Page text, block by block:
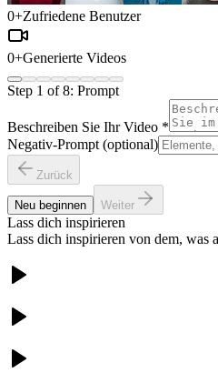
0+Zufriedene Benutzer
0+Generierte Videos
Step 1 of8: Prompt
Beschreiben Sie Ihr Video *
Negativ-Prompt (optional)
Zurück
Neu beginnen Weiter
Lass dich inspirieren
Lass dich inspirieren von dem, was